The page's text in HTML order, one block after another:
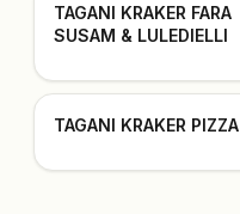
TAGANI KRAKER FARA
SUSAM & LULEDIELLI
TAGANI KRAKER PIZZA